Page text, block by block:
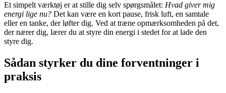
Et simpelt værktøj er at stille dig selv spørgsmålet: Hvad giver mig
energi lige nu? Det kan være en kort pause, frisk luft, en samtale
eller en tanke, der løfter dig. Ved at træne opmærksomheden på det,
der nærer dig, lærer du at styre din energi i stedet for at lade den
styre dig.
Sådan styrker du dine forventninger i
praksis